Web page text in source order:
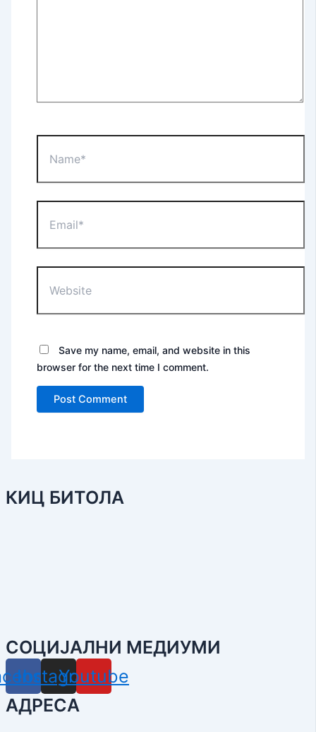
Save my name, email, and website in this
browser for the next time I comment.
КИЦ БИТОЛА
СОЦИЈАЛНИ МЕДИУМИ
Instagram
Youtube
АДРЕСА